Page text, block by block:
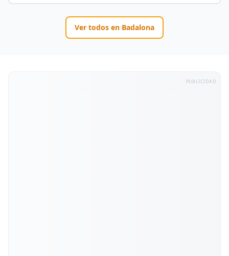
Ver todos en Badalona
PUBLICIDAD